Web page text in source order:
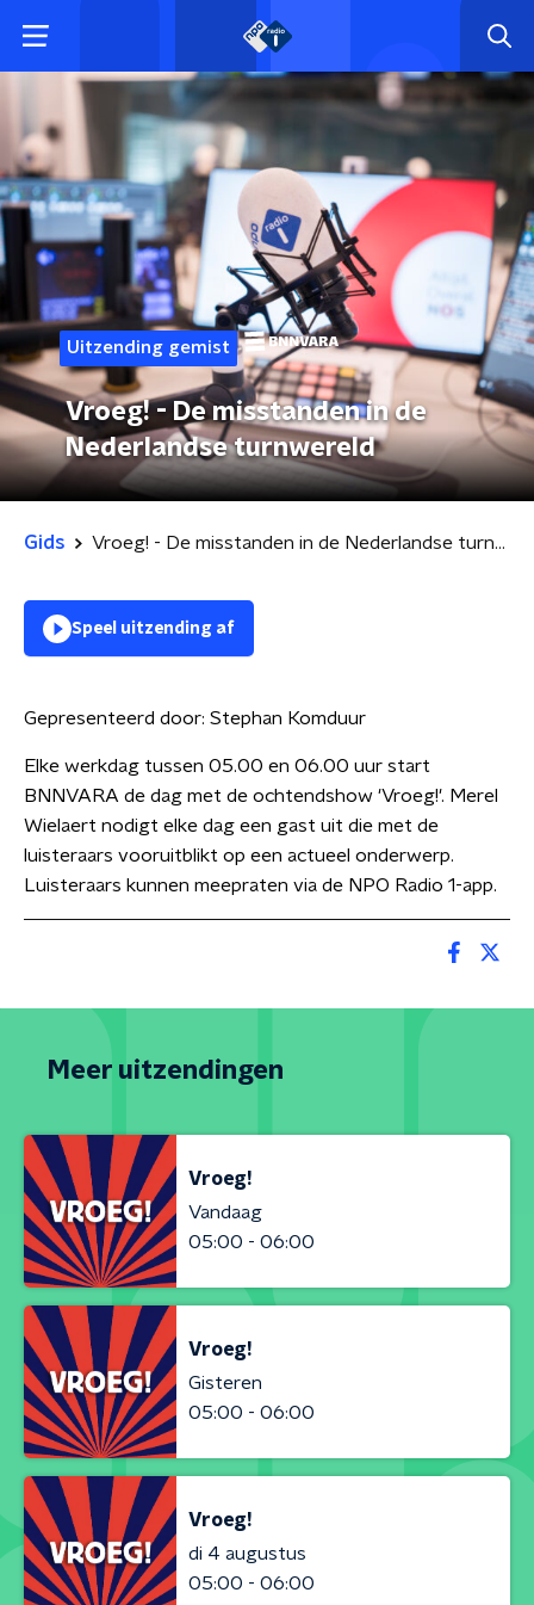
Uitzending gemist
Vroeg! - De misstanden in de
Nederlandse turnwereld
Gids Vroeg! - De misstanden in de Nederlandse turnwereld
Speel uitzending af
Gepresenteerd door: Stephan Komduur
Elke werkdag tussen 05.00 en 06.00 uur start
BNNVARA de dag met de ochtendshow 'Vroeg!'. Merel
Wielaert nodigt elke dag een gast uit die met de
luisteraars vooruitblikt op een actueel onderwerp.
Luisteraars kunnen meepraten via de NPO Radio 1-app.
Meer uitzendingen
Vroeg!
Vandaag
05:00 - 06:00
Vroeg!
Gisteren
05:00 - 06:00
Vroeg!
di 4 augustus
05:00 - 06:00